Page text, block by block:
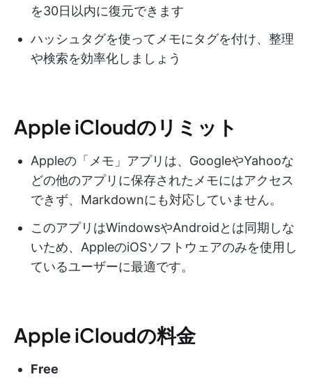
を30日以内に復元できます
ハッシュタグを使ってメモにタグを付け、整理
や検索を効率化しましょう
Apple iCloudのリミット
Appleの「メモ」アプリは、GoogleやYahooな
どの他のアプリに保存されたメモにはアクセス
できず、Markdownにも対応していません。
このアプリはWindowsやAndroidとは同期しな
いため、AppleのiOSソフトウェアのみを使用し
ているユーザーに最適です。
Apple iCloudの料金
Free